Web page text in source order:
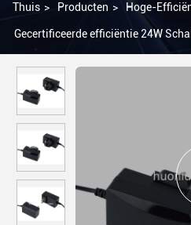
Thuis > Producten > Hoge-
Gecertificeerde efficiëntie 24W